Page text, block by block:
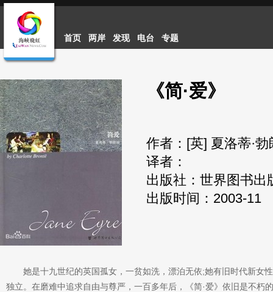
首页 两岸 发现 电台 专题
《简·爱》
作者： [英] 夏洛蒂·勃
译者：
出版社： 世界图书出
出版时间： 2003-11
她是十九世纪的英国孤女，一贫如洗，漂泊无依;她有旧时代新女
独立。在磨难中追求自由与尊严，一百多年后，《简·爱》依旧是不朽